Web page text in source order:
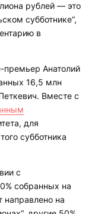
рублей — это
субботнике“,
в
премьер Анатолий
16,5 млн
Вместе с
для
субботника
с
собранных на
направлено на